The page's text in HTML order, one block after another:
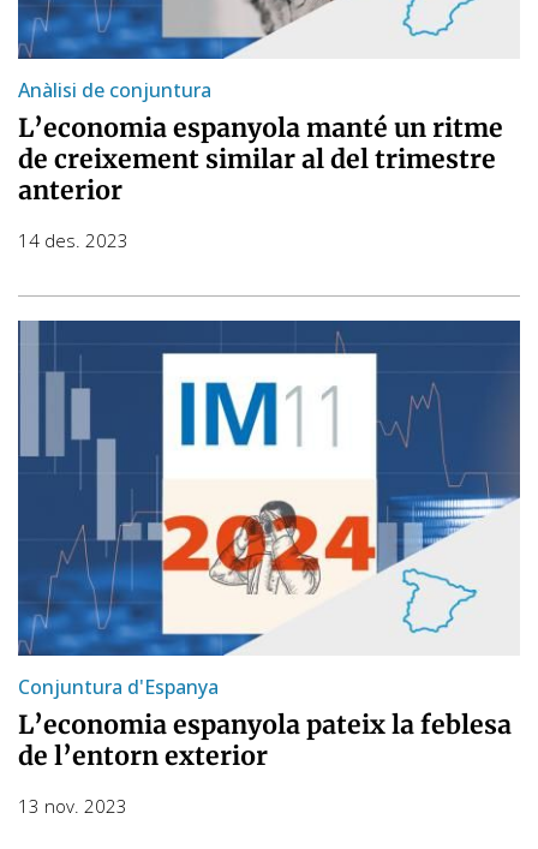
Anàlisi de conjuntura
L’economia espanyola manté un ritme
de creixement similar al del trimestre
anterior
14 des. 2023
Conjuntura d'Espanya
L’economia espanyola pateix la feblesa
de l’entorn exterior
13 nov. 2023